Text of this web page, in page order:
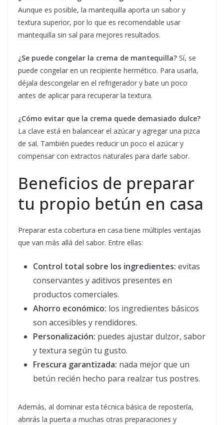
Aunque es posible, la mantequilla aporta un sabor y
textura superior, por lo que es recomendable usar
mantequilla sin sal para mejores resultados.
¿Se puede congelar la crema de mantequilla? Sí, se
puede congelar en un recipiente hermético. Para usarla,
déjala descongelar en el refrigerador y bate un poco
antes de aplicar para recuperar la textura.
¿Cómo evitar que la crema quede demasiado dulce?
La clave está en balancear el azúcar y agregar una pizca
de sal. También puedes reducir un poco el azúcar y
compensar con extractos naturales para darle sabor.
Beneficios de preparar
tu propio betún en casa
Preparar esta cobertura en casa tiene múltiples ventajas
que van más allá del sabor. Entre ellas:
Control total sobre los ingredientes: evitas
conservantes y aditivos presentes en
productos comerciales.
Ahorro económico: los ingredientes básicos
son accesibles y rendidores.
Personalización: puedes ajustar dulzor, sabor
y textura según tu gusto.
Frescura garantizada: nada mejor que un
betún recién hecho para realzar tus postres.
Además, al dominar esta técnica básica de repostería,
abrirás la puerta a muchas otras preparaciones y